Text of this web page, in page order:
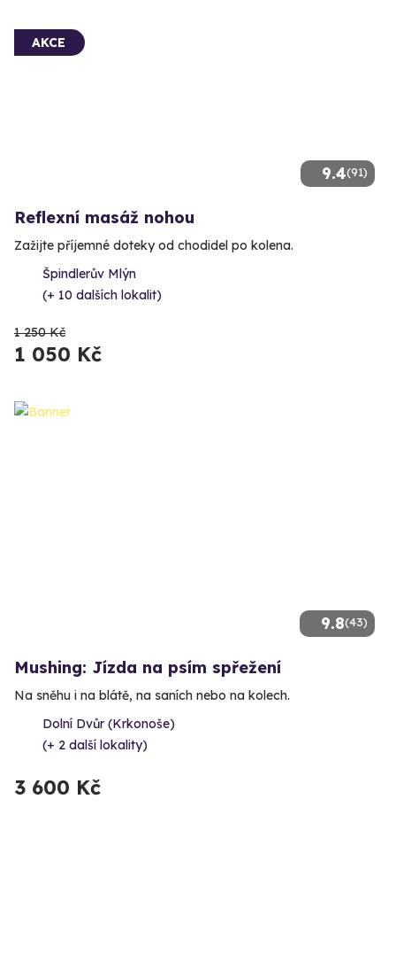
9.4(91)
AKCE
Reflexní masáž nohou
Zažijte příjemné doteky od chodidel po kolena.
Špindlerův Mlýn
(+ 10 dalších lokalit)
1 250 Kč
1 050 Kč
9.8(43)
Mushing: Jízda na psím spřežení
Na sněhu i na blátě, na saních nebo na kolech.
Dolní Dvůr (Krkonoše)
(+ 2 další lokality)
3 600 Kč